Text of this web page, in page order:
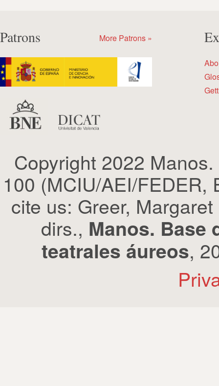
Patrons More Patrons »
Copyright 2022
100 (MCIU/AEI/
cite us: Greer,
dirs., Manos. Base
teatrales áureos,